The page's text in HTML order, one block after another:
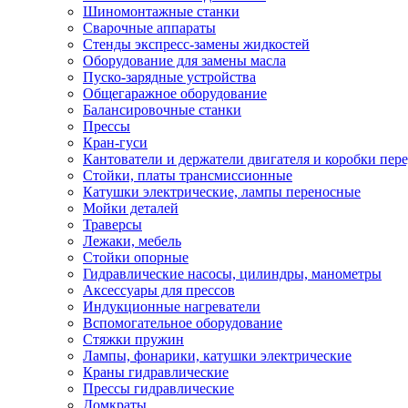
Шиномонтажные станки
Сварочные аппараты
Стенды экспресс-замены жидкостей
Оборудование для замены масла
Пуско-зарядные устройства
Общегаражное оборудование
Балансировочные станки
Прессы
Кран-гуси
Кантователи и держатели двигателя и коробки
Стойки, платы трансмиссионные
Катушки электрические, лампы переносные
Мойки деталей
Траверсы
Лежаки, мебель
Стойки опорные
Гидравлические насосы, цилиндры, манометры
Аксессуары для прессов
Индукционные нагреватели
Вспомогательное оборудование
Стяжки пружин
Лампы, фонарики, катушки электрические
Краны гидравлические
Прессы гидравлические
Домкраты